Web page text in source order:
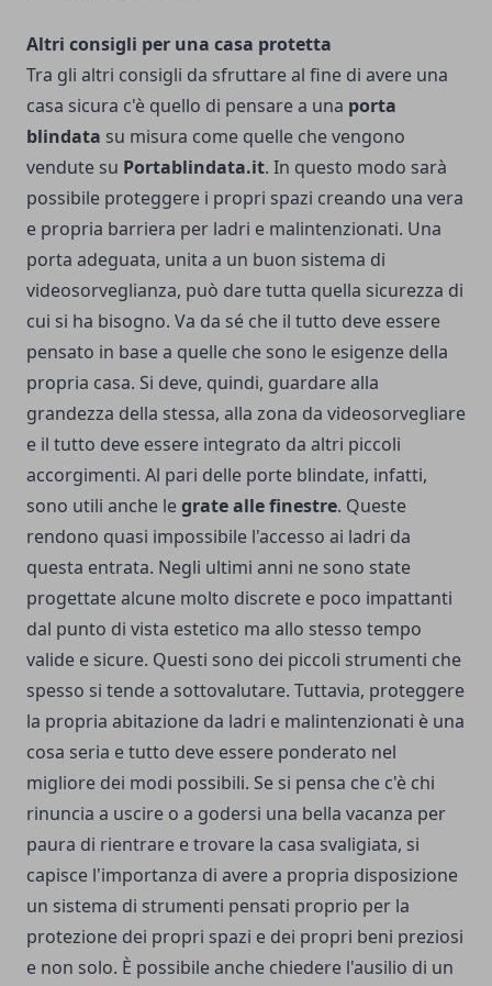
Altri consigli per una casa protetta
Tra gli altri consigli da sfruttare al fine di avere una
casa sicura c'è quello di pensare a una porta
blindata su misura come quelle che vengono
vendute su Portablindata.it. In questo modo sarà
possibile proteggere i propri spazi creando una vera
e propria barriera per ladri e malintenzionati. Una
porta adeguata, unita a un buon sistema di
videosorveglianza, può dare tutta quella sicurezza di
cui si ha bisogno. Va da sé che il tutto deve essere
pensato in base a quelle che sono le esigenze della
propria casa. Si deve, quindi, guardare alla
grandezza della stessa, alla zona da videosorvegliare
e il tutto deve essere integrato da altri piccoli
accorgimenti. Al pari delle porte blindate, infatti,
sono utili anche legrate alle finestre. Queste
rendono quasi impossibile l'accesso ai ladri da
questa entrata. Negli ultimi anni ne sono state
progettate alcune molto discrete e poco impattanti
dal punto di vista estetico ma allo stesso tempo
valide e sicure. Questi sono dei piccoli strumenti che
spesso si tende a sottovalutare. Tuttavia, proteggere
la propria abitazione da ladri e malintenzionati è una
cosa seria e tutto deve essere ponderato nel
migliore dei modi possibili. Se si pensa che c'è chi
rinuncia a uscire o a godersi una bella vacanza per
paura di rientrare e trovare la casa svaligiata, si
capisce l'importanza di avere a propria disposizione
un sistema di strumenti pensati proprio per la
protezione dei propri spazi e dei propri beni preziosi
e non solo. È possibile anche chiedere l'ausilio di un